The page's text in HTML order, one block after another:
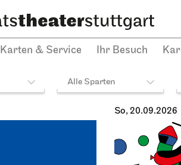
Karten & Service Ihr Besuch
Alle Sparten
So, 20.09.2026